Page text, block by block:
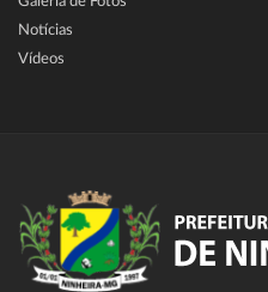
Notícias
Vídeos